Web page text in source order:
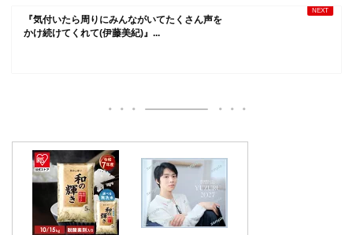
『気付いたら周りにみんながいてたくさん声を
かけ続けてくれて(伊藤美紀)』...